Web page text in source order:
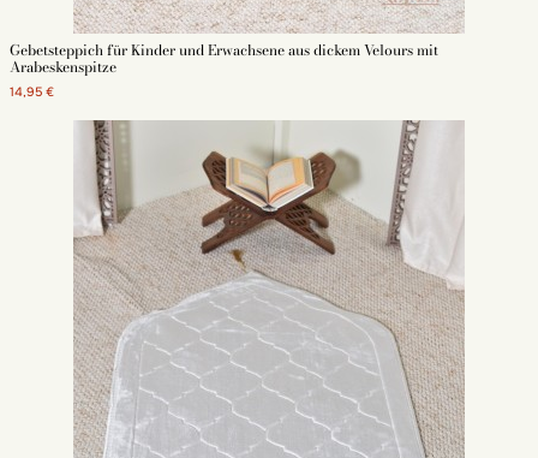
Gebetsteppich für Kinder und Erwachsene aus dickem Velours mit
Arabeskenspitze
14,95 €